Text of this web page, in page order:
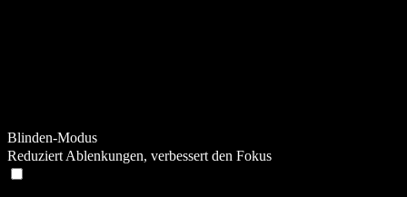
Blinden-Modus
Reduziert Ablenkungen, verbessert den Fokus